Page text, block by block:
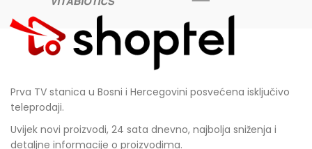
Prva TV stanica u Bosni i Hercegovini posvećena isključivo
teleprodaji.
Uvijek novi proizvodi, 24 sata dnevno, najbolja sniženja i
detaljne informacije o proizvodima.